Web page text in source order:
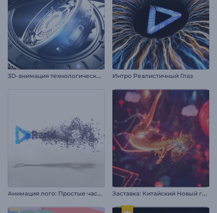
3
D-анимация технологического логотипа Интро Реалистичный Глаз
А
нимация лого: Простые частицы З
аставка: Китайский Новый год